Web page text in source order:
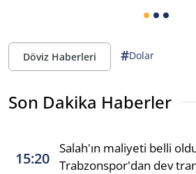
Döviz Haberleri #Dolar
Son Dakika Haberler
15:20
Salah'ın maliyeti belli
Trabzonspor'dan dev